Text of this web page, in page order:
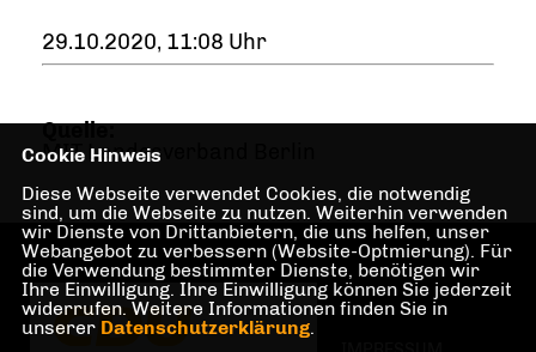
29.10.2020, 11:08 Uhr
Quelle:
MIT Landesverband Berlin
Cookie Hinweis
Diese Webseite verwendet Cookies, die notwendig
sind, um die Webseite zu nutzen. Weiterhin verwenden
wir Dienste von Drittanbietern, die uns helfen, unser
Webangebot zu verbessern (Website-Optmierung). Für
die Verwendung bestimmter Dienste, benötigen wir
Ihre Einwilligung. Ihre Einwilligung können Sie jederzeit
widerrufen. Weitere Informationen finden Sie in
unserer Datenschutzerklärung.